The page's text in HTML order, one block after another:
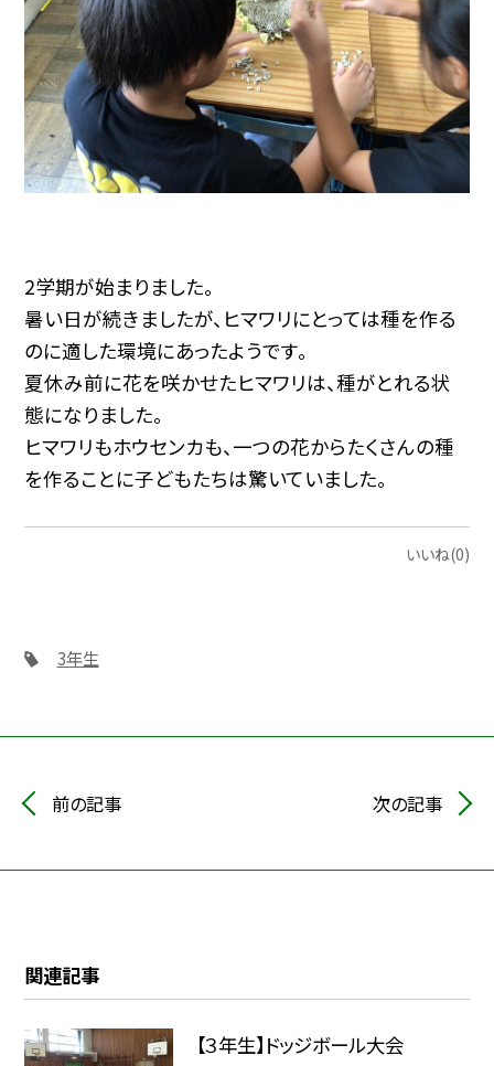
2学期が始まりました。
暑い日が続きましたが、ヒマワリにとっては種を作る
のに適した環境にあったようです。
夏休み前に花を咲かせたヒマワリは、種がとれる状
態になりました。
ヒマワリもホウセンカも、一つの花からたくさんの種
を作ることに子どもたちは驚いていました。
いいね(0)
3年生
前の記事 次の記事
関連記事
【３年生】ドッジボール大会